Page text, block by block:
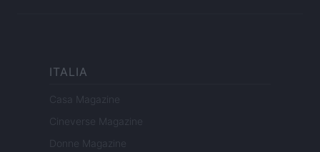
ITALIA
Casa Magazine
Cineverse Magazine
Donne Magazine